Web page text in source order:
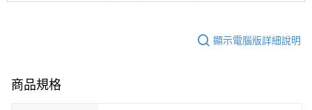
顯示電腦版詳細說明
商品規格